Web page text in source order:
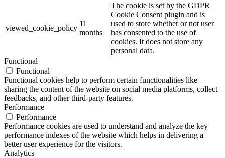
viewed_cookie_policy
11
months
The cookie is set by the GDPR
Cookie Consent plugin and is
used to store whether or not user
has consented to the use of
cookies. It does not store any
personal data.
Functional
Functional
Functional cookies help to perform certain functionalities like
sharing the content of the website on social media platforms, collect
feedbacks, and other third-party features.
Performance
Performance
Performance cookies are used to understand and analyze the key
performance indexes of the website which helps in delivering a
better user experience for the visitors.
Analytics